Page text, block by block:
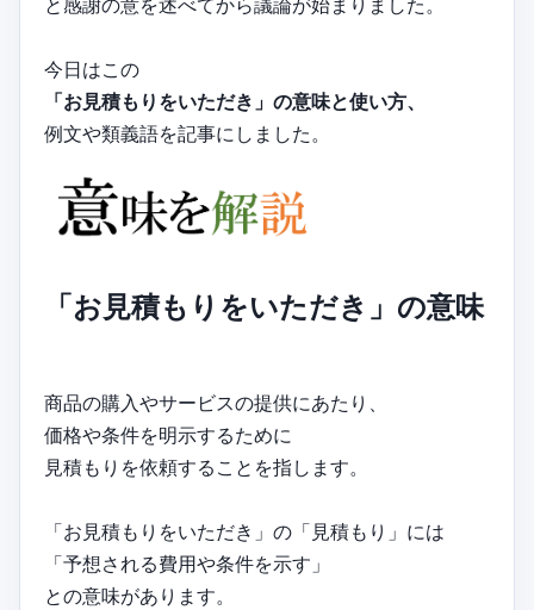
と感謝の意を述べてから議論が始まりました。
今日はこの
「お見積もりをいただき」の意味と使い方、
例文や類義語を記事にしました。
「お見積もりをいただき」の意味
商品の購入やサービスの提供にあたり、
価格や条件を明示するために
見積もりを依頼することを指します。
「お見積もりをいただき」の「見積もり」には
「予想される費用や条件を示す」
との意味があります。